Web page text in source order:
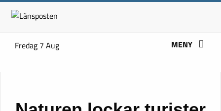
Fredag 7 Aug MENY